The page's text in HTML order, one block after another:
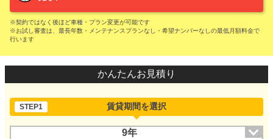
※契約ではなく後ほど車種・プラン変更が可能です
※お試し審査は、最長年数・メンテナンスプランなし・希望ナンバーなしの最低月額料金で
行います
かんたんお見積り
STEP1 賃貸期間を選択
9年